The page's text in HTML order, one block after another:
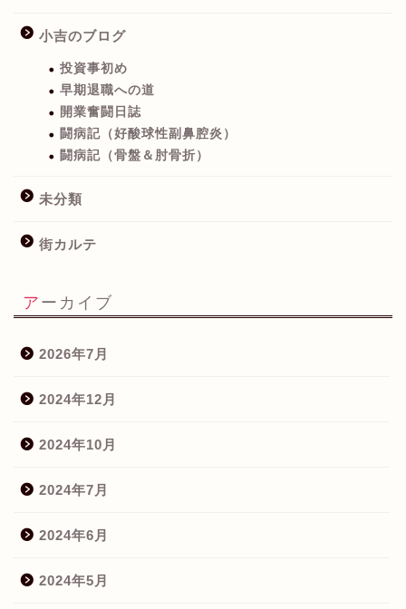
小吉のブログ
投資事初め
早期退職への道
開業奮闘日誌
闘病記（好酸球性副鼻腔炎）
闘病記（骨盤＆肘骨折）
未分類
街カルテ
アーカイブ
2026年7月
2024年12月
2024年10月
2024年7月
2024年6月
2024年5月